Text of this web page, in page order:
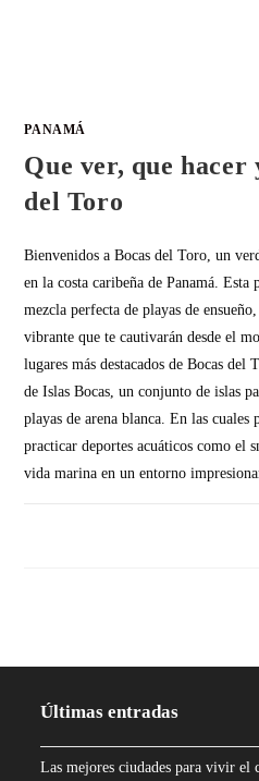
PANAMÁ
Que ver, que hacer
del Toro
Bienvenidos a Bocas del Toro, un
en la costa caribeña de Panamá.
mezcla perfecta de playas de
vibrante que te cautivarán desde el
lugares más destacados de Bocas del
de Islas Bocas, un conjunto de islas
playas de arena blanca. En las cuales
practicar deportes acuáticos como el
vida marina en un entorno
Últimas entradas
Las mejores ciudades para vivir el